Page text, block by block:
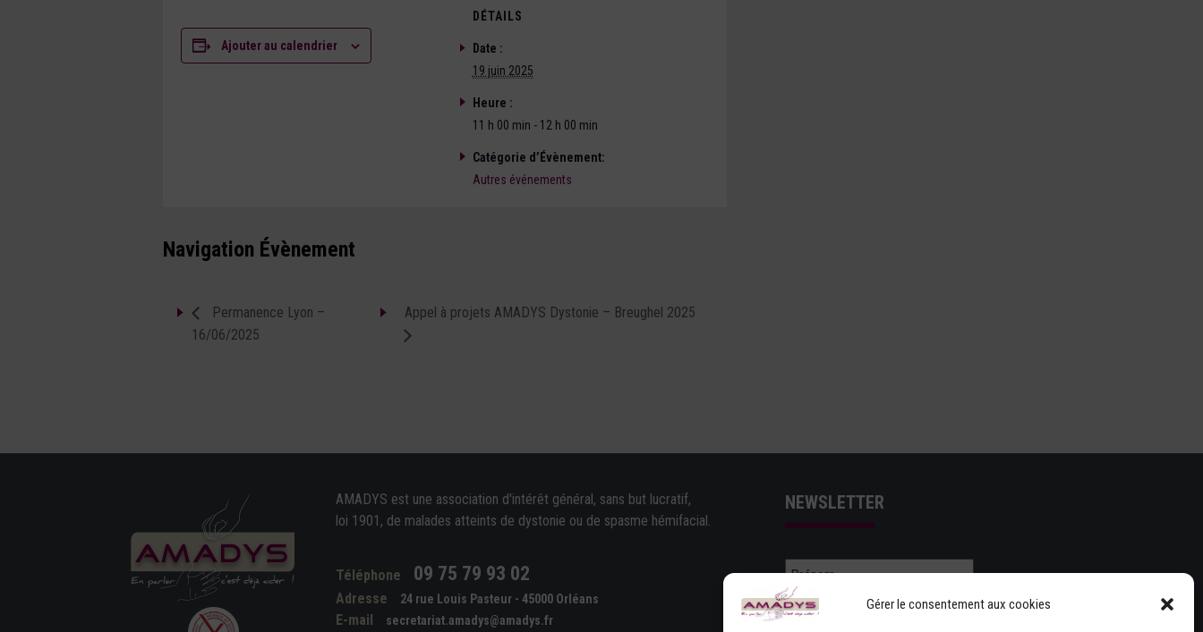
Gérer le consentement aux cookies
Ajouter au calendrier
DÉTAILS
Date :
19 juin 2025
Heure :
11 h 00 min - 12 h 00 min
Catégorie d’Évènement:
Autres événements
Navigation Évènement
Permanence Lyon –
16/06/2025
Appel à projets AMADYS Dystonie – Breughel 2025
AMADYS est une association d'intérêt général, sans but lucratif,
loi 1901, de malades atteints de dystonie ou de spasme hémifacial.
Téléphone 09 75 79 93 02
Adresse 24 rue Louis Pasteur - 45000 Orléans
E-mail secretariat.amadys@amadys.fr
NEWSLETTER